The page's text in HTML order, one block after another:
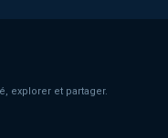
explorer et partager.